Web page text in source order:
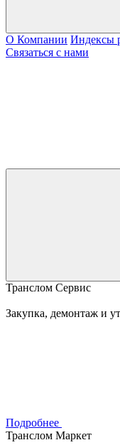
О Компании Индексы
Связаться с нами
Транслом Сервис
Закупка, демонтаж и
Подробнее
Транслом Маркет